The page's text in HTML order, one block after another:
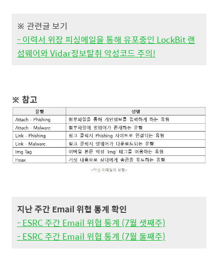
※ 관련글 보기
- 이력서 위장 피싱메일을 통해 유포중인 LockBit 랜
섬웨어와 Vidar정보탈취 악성코드 주의!
※ 참고
지난 주간 Email 위협 통계 확인
- ESRC 주간 Email 위협 통계 (7월 샛째주)
- ESRC 주간 Email 위협 통계 (7월 둘째주)